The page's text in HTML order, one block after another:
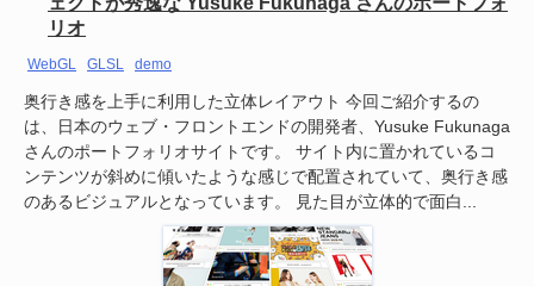
リオ
WebGL GLSL demo
奥行き感を上手に利用した立体レイアウト 今回ご紹介するの
は、日本のウェブ・フロントエンドの開発者、Yusuke Fukunaga
さんのポートフォリオサイトです。 サイト内に置かれているコ
ンテンツが斜めに傾いたような感じで配置されていて、奥行き感
のあるビジュアルとなっています。 見た目が立体的で面白...